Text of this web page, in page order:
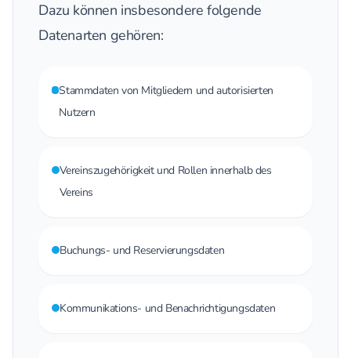
Dazu können insbesondere folgende
Datenarten gehören:
Stammdaten von Mitgliedern und autorisierten
Nutzern
Vereinszugehörigkeit und Rollen innerhalb des
Vereins
Buchungs- und Reservierungsdaten
Kommunikations- und Benachrichtigungsdaten